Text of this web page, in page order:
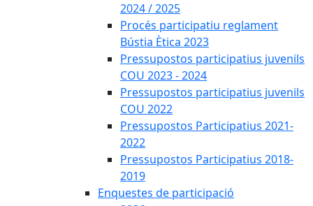
2024 / 2025
Procés participatiu reglament
Bústia Ètica 2023
Pressupostos participatius juvenils
COU 2023 - 2024
Pressupostos participatius juvenils
COU 2022
Pressupostos Participatius 2021-
2022
Pressupostos Participatius 2018-
2019
Enquestes de participació